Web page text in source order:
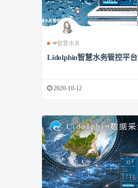
❤智慧水务
Lidolphin智慧水务管控平台
2020-10-12